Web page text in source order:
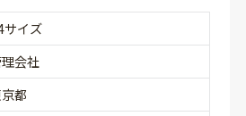
サイズ
会社
都